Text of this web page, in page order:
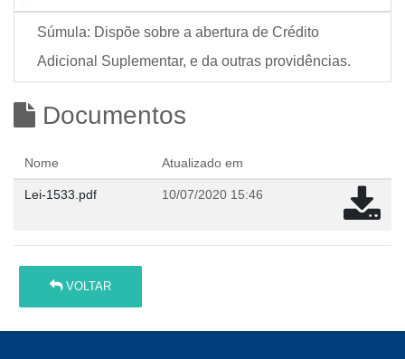
Súmula: Dispõe sobre a abertura de Crédito
Adicional Suplementar, e da outras providências.
Documentos
Nome Atualizado em
Lei-1533.pdf 10/07/2020 15:46
VOLTAR